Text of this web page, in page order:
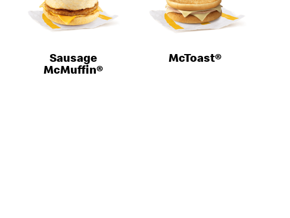
Sausage
McMuffin®
McToast®